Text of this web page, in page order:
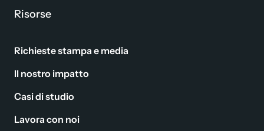
Risorse
Richieste stampa e media
Il nostro impatto
Casi di studio
Lavora con noi